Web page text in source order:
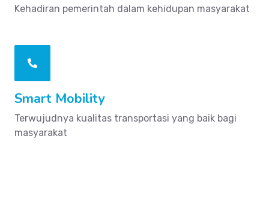
Kehadiran pemerintah dalam kehidupan masyarakat
Smart Mobility
Terwujudnya kualitas transportasi yang baik bagi
masyarakat